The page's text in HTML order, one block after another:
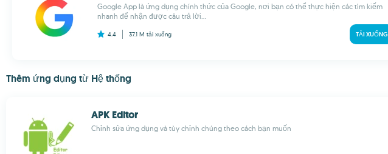
Google App là ứng dụng chính thức của Google, nơi bạn có thể thực hiện các tìm kiếm
nhanh để nhận được câu trả lời...
4.4 37.1 M tải xuống TẢI XUỐNG
Thêm ứng dụng từ Hệ thống
APK Editor
Chỉnh sửa ứng dụng và tùy chỉnh chúng theo cách bạn muốn